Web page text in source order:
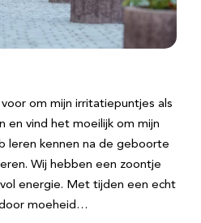
om mijn irritatiepuntjes als
en vind het moeilijk om mijn
leren kennen na de geboorte
Wij hebben een zoontje
energie. Met tijden een echt
moeheid…